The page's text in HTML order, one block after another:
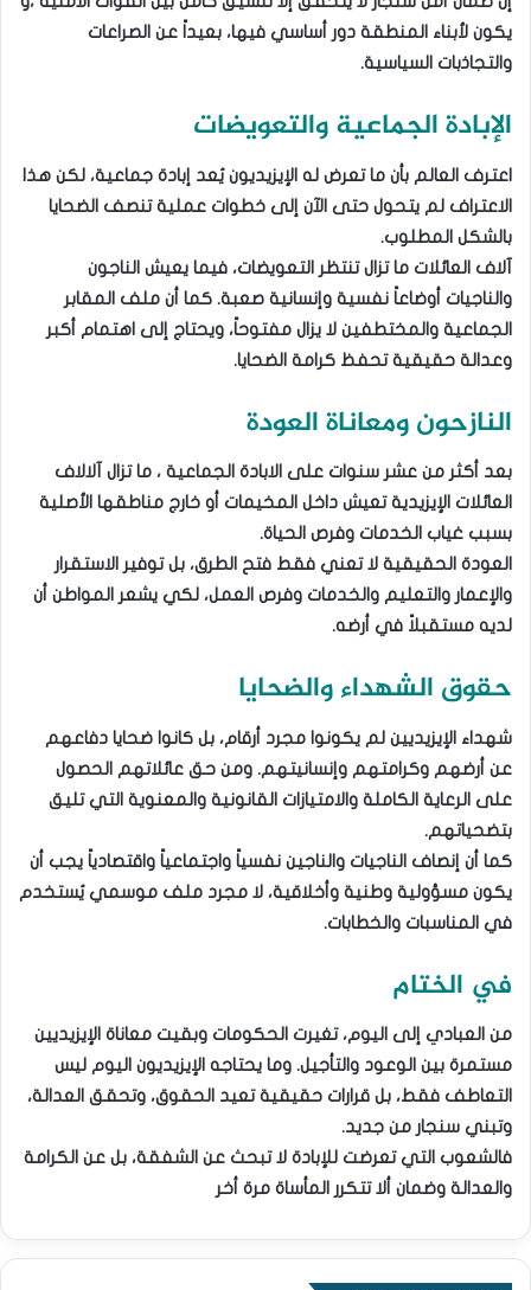
يكون لأبناء المنطقة دور أساسي فيها، بعيداً عن الصراعات
والتجاذبات السياسية.
الإبادة الجماعية والتعويضات
اعترف العالم بأن ما تعرض له الإيزيديون يُعد إبادة جماعية، لكن هذا
الاعتراف لم يتحول حتى الآن إلى خطوات عملية تنصف الضحايا
بالشكل المطلوب.
آلاف العائلات ما تزال تنتظر التعويضات، فيما يعيش الناجون
والناجيات أوضاعاً نفسية وإنسانية صعبة. كما أن ملف المقابر
الجماعية والمختطفين لا يزال مفتوحاً، ويحتاج إلى اهتمام أكبر
وعدالة حقيقية تحفظ كرامة الضحايا.
النازحون ومعاناة العودة
بعد أكثر من عشر سنوات على الابادة الجماعية ، ما تزال آلالاف
العائلات الإيزيدية تعيش داخل المخيمات أو خارج مناطقها الأصلية
بسبب غياب الخدمات وفرص الحياة.
العودة الحقيقية لا تعني فقط فتح الطرق، بل توفير الاستقرار
والإعمار والتعليم والخدمات وفرص العمل، لكي يشعر المواطن أن
لديه مستقبلاً في أرضه.
حقوق الشهداء والضحايا
شهداء الإيزيديين لم يكونوا مجرد أرقام، بل كانوا ضحايا دفاعهم
عن أرضهم وكرامتهم وإنسانيتهم. ومن حق عائلاتهم الحصول
على الرعاية الكاملة والامتيازات القانونية والمعنوية التي تليق
بتضحياتهم.
كما أن إنصاف الناجيات والناجين نفسياً واجتماعياً واقتصادياً يجب أن
يكون مسؤولية وطنية وأخلاقية، لا مجرد ملف موسمي يُستخدم
في المناسبات والخطابات.
في الختام
من العبادي إلى اليوم، تغيرت الحكومات وبقيت معاناة الإيزيديين
مستمرة بين الوعود والتأجيل. وما يحتاجه الإيزيديون اليوم ليس
التعاطف فقط، بل قرارات حقيقية تعيد الحقوق، وتحقق العدالة،
وتبني سنجار من جديد.
فالشعوب التي تعرضت للإبادة لا تبحث عن الشفقة، بل عن الكرامة
والعدالة وضمان ألا تتكرر المأساة مرة أخر